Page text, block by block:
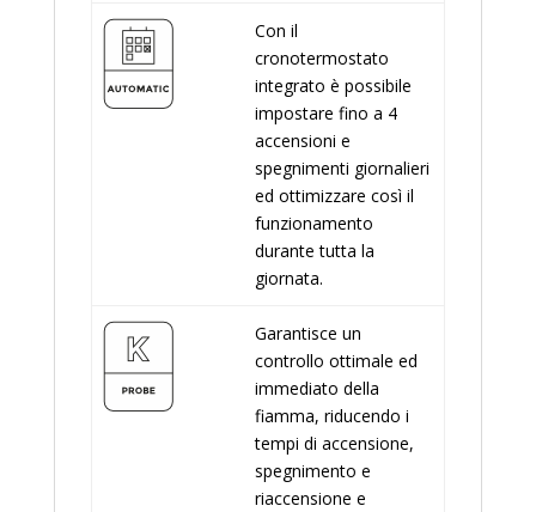
Con il
cronotermostato
integrato è possibile
impostare fino a 4
accensioni e
spegnimenti giornalieri
ed ottimizzare così il
funzionamento
durante tutta la
giornata.
Garantisce un
controllo ottimale ed
immediato della
fiamma, riducendo i
tempi di accensione,
spegnimento e
riaccensione e